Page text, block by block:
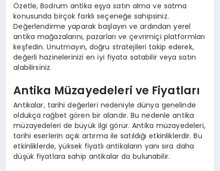
Özetle, Bodrum antika eşya satın alma ve satma
konusunda birçok farklı seçeneğe sahipsiniz.
Değerlendirme yaparak başlayın ve ardından yerel
antika mağazalarını, pazarları ve çevrimiçi platformları
keşfedin. Unutmayın, doğru stratejileri takip ederek,
değerli hazinelerinizi en iyi fiyata satabilir veya satın
alabilirsiniz.
Antika Müzayedeleri ve Fiyatları
Antikalar, tarihi değerleri nedeniyle dünya genelinde
oldukça rağbet gören bir alandır. Bu nedenle antika
müzayedeleri de büyük ilgi görür. Antika müzayedeleri,
tarihi eserlerin açık artırma ile satıldığı etkinliklerdir. Bu
etkinliklerde, yüksek fiyatlı antikaların yanı sıra daha
düşük fiyatlara sahip antikalar da bulunabilir.